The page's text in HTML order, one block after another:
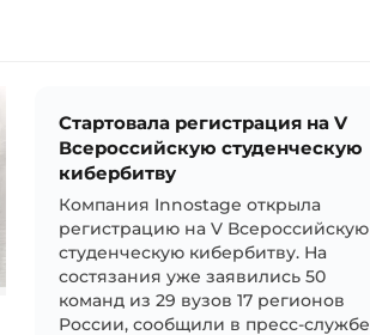
Стартовала регистрация на V
Всероссийскую студенческую
кибербитву
Компания Innostage открыла
регистрацию на V Всероссийскую
студенческую кибербитву. На
состязания уже заявились 50
команд из 29 вузов 17 регионов
России, сообщили в пресс-службе